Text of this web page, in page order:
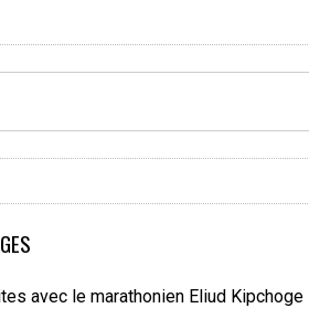
avec le marathonien Eliud Kipchoge